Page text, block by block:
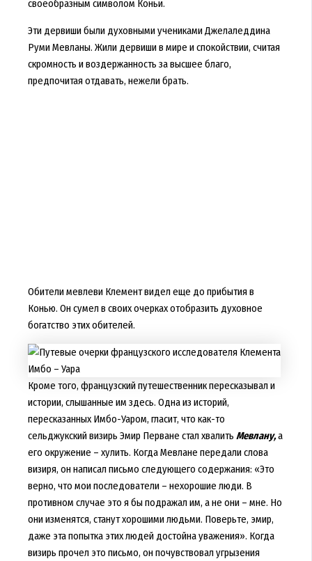
своеобразным символом Коньи.
Эти дервиши были духовными учениками Джелаледдина
Руми Мевланы. Жили дервиши в мире и спокойствии, считая
скромность и воздержанность за высшее благо,
предпочитая отдавать, нежели брать.
Обители мевлеви Клемент видел еще до прибытия в
Конью. Он сумел в своих очерках отобразить духовное
богатство этих обителей.
Кроме того, французский путешественник пересказывал и
истории, слышанные им здесь. Одна из историй,
пересказанных Имбо-Уаром, гласит, что как-то
сельджукский визирь Эмир Перване стал хвалить Мевлану,а
его окружение – хулить. Когда Мевлане передали слова
визиря, он написал письмо следующего содержания: «Это
верно, что мои последователи – нехорошие люди. В
противном случае это я бы подражал им, а не они – мне. Но
они изменятся, станут хорошими людьми. Поверьте, эмир,
даже эта попытка этих людей достойна уважения». Когда
визирь прочел это письмо, он почувствовал угрызения